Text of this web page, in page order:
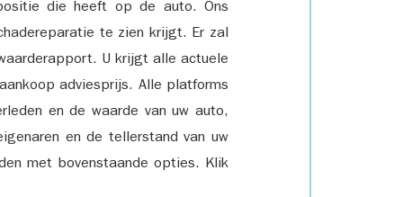
die heeft op de auto. Ons
te zien krijgt. Er zal
U krijgt alle actuele
adviesprijs. Alle platforms
en de waarde van uw auto,
en de tellerstand van uw
met bovenstaande opties. Klik